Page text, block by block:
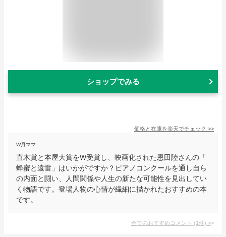
ショップでみる
価格と在庫を楽天でチェック >>
W月ママ
直木賞と本屋大賞をW受賞し、映画化された恩田陸さんの「
蜂蜜と遠雷」はいかがですか？ピアノコンクールを通し自ら
の内面と闘い、人間関係や人生の新たな可能性を見出してい
く物語です。登場人物の心情が繊細に描かれたおすすめの本
です。
全てのおすすめコメント (1件) >